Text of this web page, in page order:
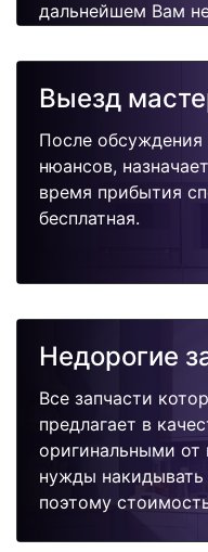
дальнейшем Вам
поломок.
Выезд
После
нюансов,
время прибытия
бесплатная.
Недорогие
Все запчасти
предлагает в
оригинальными от
нужды накидывать
поэтому